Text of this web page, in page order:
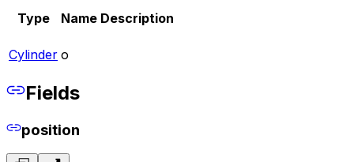
Type Name Description
Cylinder o
Fields
position